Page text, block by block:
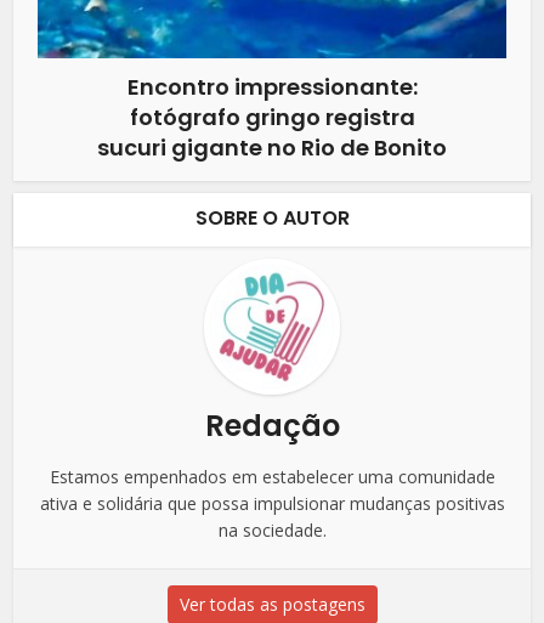
Encontro impressionante:
fotógrafo gringo registra
sucuri gigante no Rio de Bonito
SOBRE O AUTOR
Redação
Estamos empenhados em estabelecer uma comunidade
ativa e solidária que possa impulsionar mudanças positivas
na sociedade.
Ver todas as postagens